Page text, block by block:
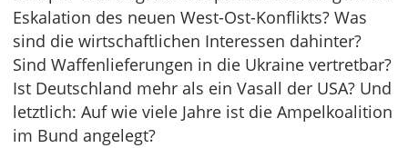
Eskalation des neuen West-Ost-Konflikts? Was
sind die wirtschaftlichen Interessen dahinter?
Sind Waffenlieferungen in die Ukraine vertretbar?
Ist Deutschland mehr als ein Vasall der USA? Und
letztlich: Auf wie viele Jahre ist die Ampelkoalition
im Bund angelegt?